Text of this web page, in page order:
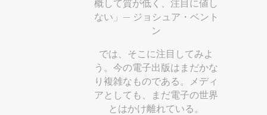
概して質が低く、注目に値し
ない」— ジョシュア・ベント
ン
では、そこに注目してみよ
う。今の電子出版はまだかな
り複雑なものである。メディ
アとしても、まだ電子の世界
とはかけ離れている。